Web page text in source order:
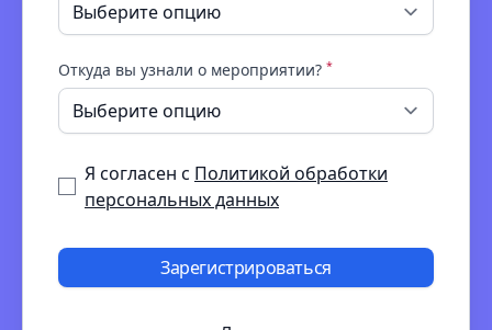
Откуда вы узнали о мероприятии? *
Я согласен с Политикой обработки
персональных данных
Зарегистрироваться